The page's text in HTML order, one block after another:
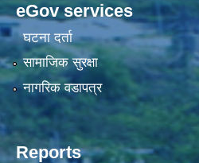
eGov services
घटना दर्ता
सामाजिक सुरक्षा
नागरिक वडापत्र
Reports